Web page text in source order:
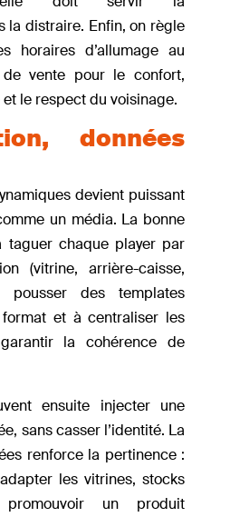
la distraire. Enfin, on règle
horaires d’allumage au
vente pour le confort,
le respect du voisinage.
données
devient puissant
un média. La bonne
taguer chaque player par
(vitrine, arrière-caisse,
pousser des templates
et à centraliser les
la cohérence de
ensuite injecter une
sans casser l’identité. La
renforce la pertinence :
les vitrines, stocks
un produit